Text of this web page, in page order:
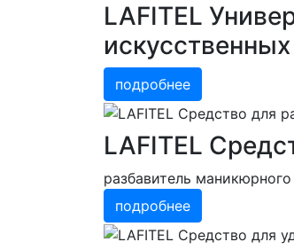
LAFITEL
подробнее
LAFITEL
разбавитель маникюрного
подробнее